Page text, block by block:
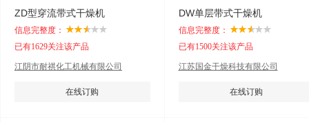
ZD型穿流带式干燥机
信息完整度：
已有1629关注该产品
江阴市耐祺化工机械有限公司
在线订购
DW单层带式干燥机
信息完整度：
已有1500关注该产品
江苏国金干燥科技有限公司
在线订购